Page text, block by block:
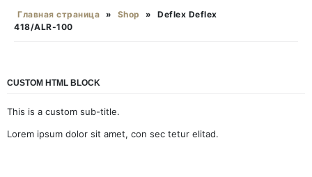
Главная страница » Shop »
Deflex Deflex
418/ALR-100
CUSTOM HTML BLOCK
This is a custom sub-title.
Lorem ipsum dolor sit amet, con sec tetur elitad.